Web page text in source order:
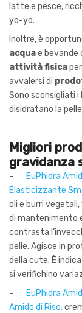
latte e pesce,
yo-yo.
Inoltre, è
acquae
attività fisica
avvalersi di
Sono sconsigliati
disidratano la
Migliori
gravidanza
-
EuPhidra
Elasticizzante
oli e burri
di mantenimento
contrasta
pelle. Agisce in
della cute. È
si verifichino
-
EuPhidra
Amido di Riso: